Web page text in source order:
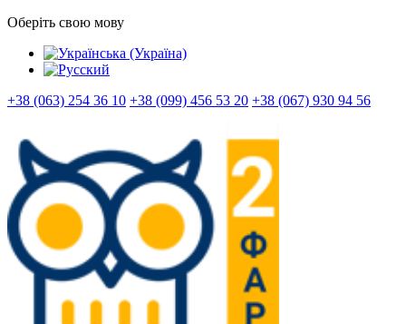
Оберіть свою мову
+38 (063) 254 36 10 +38 (099) 456 53 20 +38 (067) 930 94 56